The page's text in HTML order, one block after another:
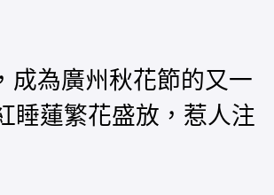
成為廣州秋花節的又一
睡蓮繁花盛放，惹人注